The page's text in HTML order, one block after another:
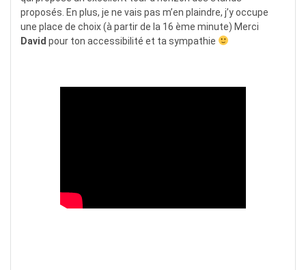
proposés. En plus, je ne vais pas m’en plaindre, j’y occupe
une place de choix (à partir de la 16 ème minute) Merci
David pour ton accessibilité et ta sympathie